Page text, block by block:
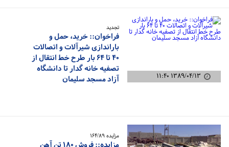
۱۳۸۹/۰۴/۱۳ ۱۱:۴۰
تجدید
فراخوان:: خرید، حمل و
باراندازی شیرآلات و اتصالات
۴۰ تا ۶۴ بار طرح خط انتقال از
تصفیه خانه گدار تا دانشگاه
آزاد مسجد سلیمان
مزایده ۱۶۴/۸۹
مزایده:: فروش ۱۸۰ تن آهن